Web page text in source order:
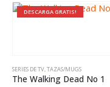
DESCARGA GRATIS!
SERIES DE TV,TAZAS/MUGS
The Walking Dead No 1